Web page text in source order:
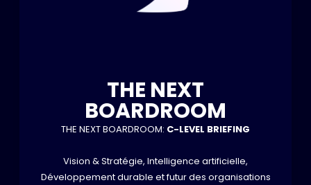
THE NEXT
BOARDROOM
THE NEXT BOARDROOM: C-LEVEL BRIEFING
Vision & Stratégie, Intelligence artificielle,
Développement durable et futur des organisations